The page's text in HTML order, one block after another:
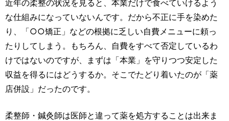
近年の柔整の状況を見ると、本業だけで食べていけるよう
な仕組みになっていないんです。だから不正に手を染めた
り、「○○矯正」などの根拠に乏しい自費メニューに頼っ
たりしてしまう。もちろん、自費をすべて否定しているわ
けではないのですが、まずは「本業」を守りつつ安定した
収益を得るにはどうするか。そこでたどり着いたのが「薬
店併設」だったのです。
柔整師・鍼灸師は医師と違って薬を処方することは出来ま